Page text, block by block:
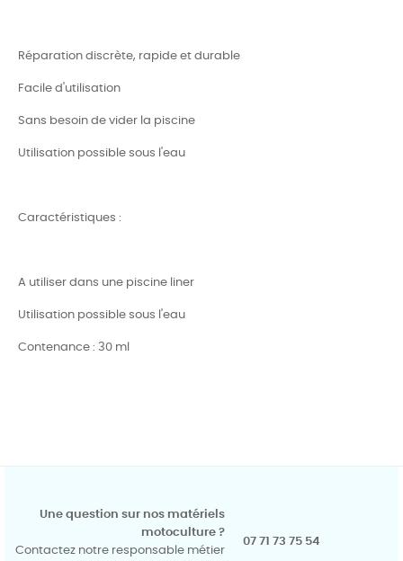
Réparation discrète, rapide et durable
Facile d'utilisation
Sans besoin de vider la piscine
Utilisation possible sous l'eau
Caractéristiques :
A utiliser dans une piscine liner
Utilisation possible sous l'eau
Contenance : 30 ml
Une question sur nos matériels
motoculture ?
Contactez notre responsable métier
07 71 73 75 54